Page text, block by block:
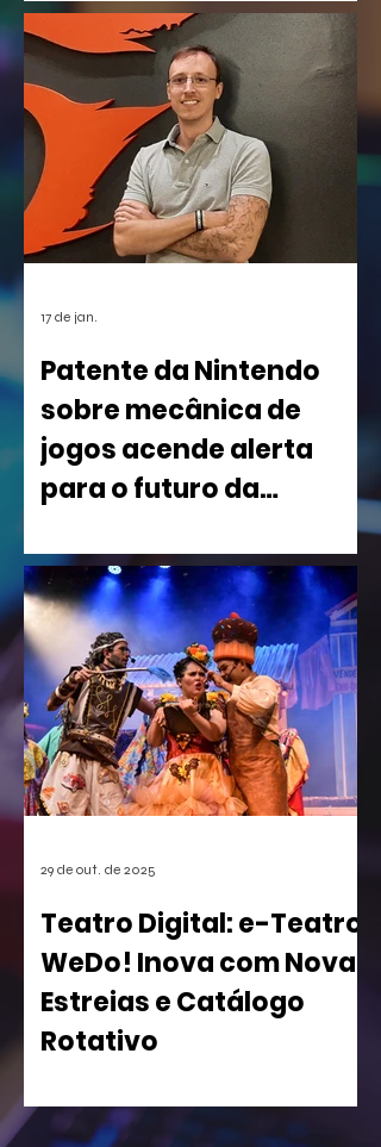
conseguindo responder".
Patente da Nintendo
sobre mecânica de
jogos acende alerta
para o futuro da
Nintendo nos Estados Unidos está
causando um rebuliço no mundo dos
games. A empresa conseguiu o registro
de uma mecânica de invocação de
personagens secundários durante o
jogo, uma função super comum em
RPGs e jogos de ação. A medida, que
pode afetar o desenvolvimento de
centenas de futuros títulos, é vista
como um risco, especialmente para os
17 de jan.
Teatro Digital: e-Teatro
WeDo! Inova com Novas
Estreias e Catálogo
Rotativo
sua Casa de Espetáculos Virtual com
29 de out. de 2025